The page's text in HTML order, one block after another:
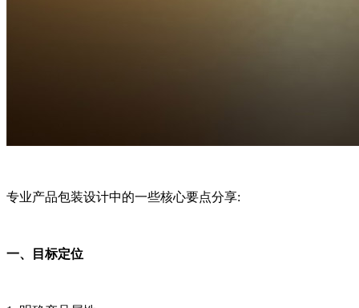
专业产品包装设计中的一些核心要点分享:
一、目标定位